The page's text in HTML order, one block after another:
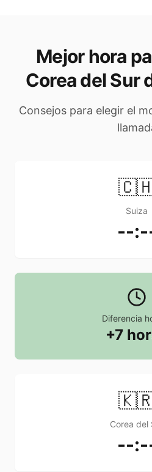
Mejor hora
Corea del Sur
Consejos para elegir el
Suiza
--
Diferencia
+7
Corea del
--